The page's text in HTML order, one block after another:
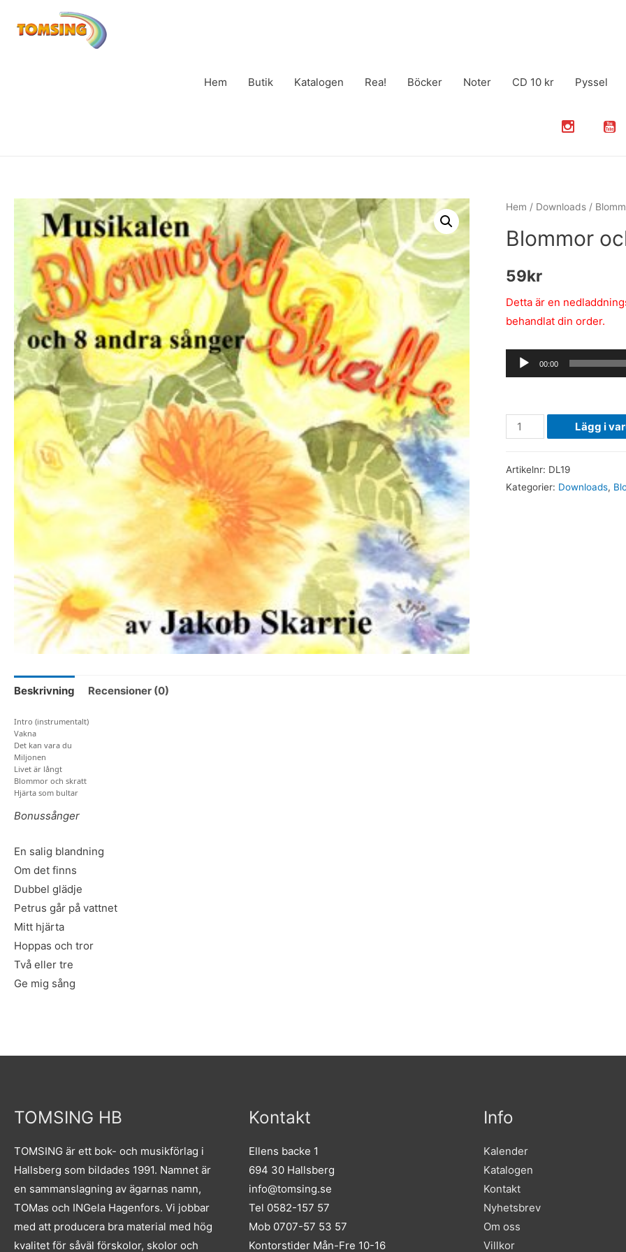
Hem Butik Katalogen Rea! Böcker Noter CD 10 kr Pyssel
Hem / Downloads /
Blommor
59kr
Detta är en
behandlat din order.
Ljudspelare
00:00
Blommor
och
Lägg i
Artikelnr: DL19
Kategorier: Downloads,
Beskrivning Recensioner (0)
Intro (instrumentalt)
Vakna
Det kan vara du
Miljonen
Livet är långt
Blommor och skratt
Hjärta som bultar
Bonussånger
En salig blandning
Om det finns
Dubbel glädje
Petrus går på vattnet
Mitt hjärta
Hoppas och tror
Två eller tre
Ge mig sång
TOMSING HB
TOMSING är ett bok- och musikförlag i
Hallsberg som bildades 1991. Namnet är
en sammanslagning av ägarnas namn,
TOMas och INGela Hagenfors. Vi jobbar
med att producera bra material med hög
kvalitet för såväl förskolor, skolor och
Kontakt
Ellens backe 1
694 30 Hallsberg
info@tomsing.se
Tel 0582-157 57
Mob 0707-57 53 57
Kontorstider Mån-Fre 10-16
Info
Kalender
Katalogen
Kontakt
Nyhetsbrev
Om oss
Villkor